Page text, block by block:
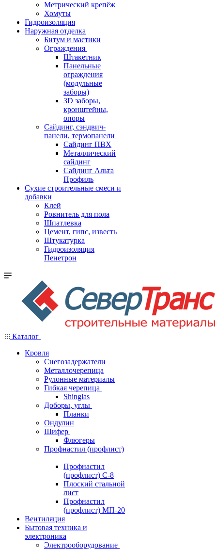
Метрический крепёж
Хомуты
Гидроизоляция
Наружная отделка
Битум и мастики
Ограждения
Штакетник
Панельные
ограждения
(модульные
заборы)
3D заборы,
кронштейны,
опоры
Cайдинг, сэндвич-
панели, термопанели
Сайдинг ПВХ
Металлический
сайдинг
Сайдинг Альта
Профиль
Сухие строительные смеси и
добавки
Клей
Ровнитель для пола
Шпатлевка
Цемент, гипс, известь
Штукатурка
Гидроизоляция
Пенетрон
Каталог
Кровля
Снегозадержатели
Металлочерепица
Рулонные материалы
Гибкая черепица
Shinglas
Доборы, углы
Планки
Ондулин
Шифер
Флюгеры
Профнастил (профлист)
Профнастил
(профлист) С-8
Плоский стальной
лист
Профнастил
(профлист) МП-20
Вентиляция
Бытовая техника и
электроника
Электрооборудование